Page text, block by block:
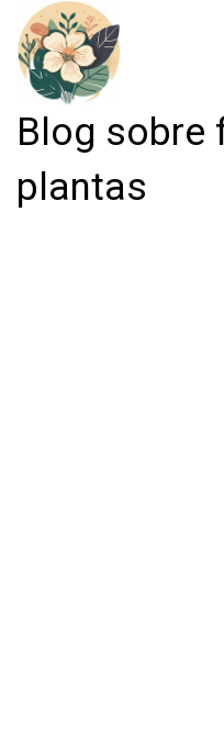
Blog sobre
plantas